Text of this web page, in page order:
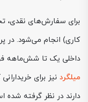
برای سفارش‌های نقدی،
داخلی یک تا شش‌ماهه
میلگرد نیز برای
دارند در نظر گرفته شده